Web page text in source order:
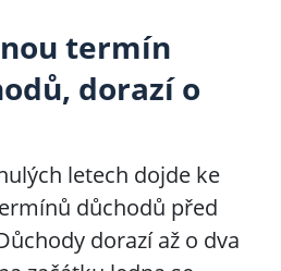
termín
dorazí o
letech dojde ke
důchodů před
dorazí až o dva